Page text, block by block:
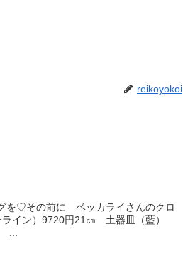
reikoyokoi
♡その前に ベッカライさんのクロ
イン）9720円21㎝ 土器皿（藍）
...